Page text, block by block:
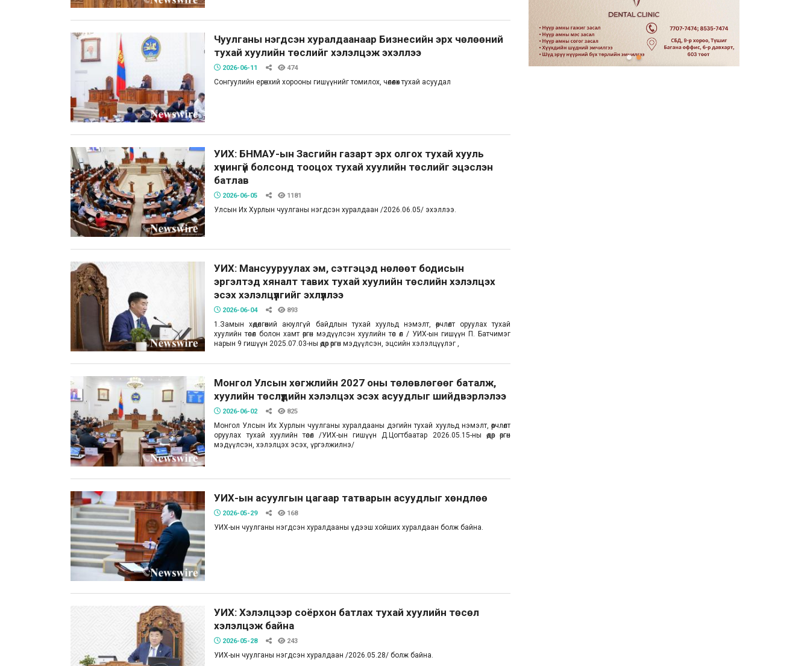
Чуулганы нэгдсэн хуралдаанаар Бизнесийн эрх чөлөөний
тухай хуулийн төслийг хэлэлцэж эхэллээ
2026-06-11 474
Сонгуулийн ерөнхий хорооны гишүүнийг томилох, чөлөөлөх тухай асуудал
УИХ: БНМАУ-ын Засгийн газарт эрх олгох тухай хууль
хүчингүй болсонд тооцох тухай хуулийн төслийг эцэслэн
батлав
2026-06-05 1181
Улсын Их Хурлын чуулганы нэгдсэн хуралдаан /2026.06.05/ эхэллээ.
УИХ: Мансууруулах эм, сэтгэцэд нөлөөт бодисын
эргэлтэд хяналт тавих тухай хуулийн төслийн хэлэлцэх
эсэх хэлэлцүүлгийг эхлүүллээ
2026-06-04 893
1.Замын хөдөлгөөний аюулгүй байдлын тухай хуульд нэмэлт, өөрчлөлт оруулах тухай
хуулийн төсөл болон хамт өргөн мэдүүлсэн хуулийн төс өл / УИХ-ын гишүүн П. Батчимэг
нарын 9 гишүүн 2025.07.03-ны өдөр өргөн мэдүүлсэн, эцсийн хэлэлцүүлэг ,
Монгол Улсын хөгжлийн 2027 оны төлөвлөгөөг баталж,
хуулийн төслүүдийн хэлэлцэх эсэх асуудлыг шийдвэрлэлээ
2026-06-02 825
Монгол Улсын Их Хурлын чуулганы хуралдааны дэгийн тухай хуульд нэмэлт, өөрчлөлт
оруулах тухай хуулийн төсөл /УИХ-ын гишүүн Д.Цогтбаатар 2026.05.15-ны өдөр өргөн
мэдүүлсэн, хэлэлцэх эсэх, үргэлжилнэ/
УИХ-ын асуулгын цагаар татварын асуудлыг хөндлөө
2026-05-29 168
УИХ-ын чуулганы нэгдсэн хуралдааны үдээш хойших хуралдаан болж байна.
УИХ: Хэлэлцээр соёрхон батлах тухай хуулийн төсөл
хэлэлцэж байна
2026-05-28 243
УИХ-ын чуулганы нэгдсэн хуралдаан /2026.05.28/ болж байна.